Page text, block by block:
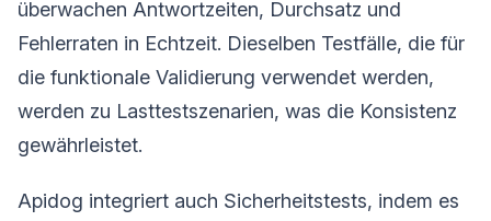
überwachen Antwortzeiten, Durchsatz und
Fehlerraten in Echtzeit. Dieselben Testfälle, die für
die funktionale Validierung verwendet werden,
werden zu Lasttestszenarien, was die Konsistenz
gewährleistet.
Apidog integriert auch Sicherheitstests, indem es